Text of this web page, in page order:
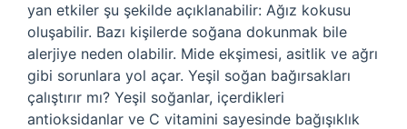
yan etkiler şu şekilde açıklanabilir: Ağız kokusu
oluşabilir. Bazı kişilerde soğana dokunmak bile
alerjiye neden olabilir. Mide ekşimesi, asitlik ve ağrı
gibi sorunlara yol açar. Yeşil soğan bağırsakları
çalıştırır mı? Yeşil soğanlar, içerdikleri
antioksidanlar ve C vitamini sayesinde bağışıklık